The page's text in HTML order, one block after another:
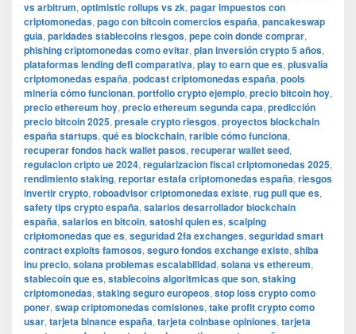
vs arbitrum, optimistic rollups vs zk, pagar impuestos con
criptomonedas, pago con bitcoin comercios españa, pancakeswap
guia, paridades stablecoins riesgos, pepe coin donde comprar,
phishing criptomonedas como evitar, plan inversión crypto 5 años,
plataformas lending defi comparativa, play to earn que es, plusvalía
criptomonedas españa, podcast criptomonedas españa, pools
minería cómo funcionan, portfolio crypto ejemplo, precio bitcoin hoy,
precio ethereum hoy, precio ethereum segunda capa, predicción
precio bitcoin 2025, presale crypto riesgos, proyectos blockchain
españa startups, qué es blockchain, rarible cómo funciona,
recuperar fondos hack wallet pasos, recuperar wallet seed,
regulacion cripto ue 2024, regularizacion fiscal criptomonedas 2025,
rendimiento staking, reportar estafa criptomonedas españa, riesgos
invertir crypto, roboadvisor criptomonedas existe, rug pull que es,
safety tips crypto españa, salarios desarrollador blockchain
españa, salarios en bitcoin, satoshi quien es, scalping
criptomonedas que es, seguridad 2fa exchanges, seguridad smart
contract exploits famosos, seguro fondos exchange existe, shiba
inu precio, solana problemas escalabilidad, solana vs ethereum,
stablecoin que es, stablecoins algoritmicas que son, staking
criptomonedas, staking seguro europeos, stop loss crypto como
poner, swap criptomonedas comisiones, take profit crypto como
usar, tarjeta binance españa, tarjeta coinbase opiniones, tarjeta